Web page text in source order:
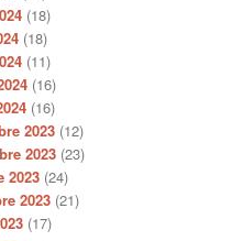
(18)
(18)
(11)
(16)
(16)
2023 (12)
2023 (23)
2023 (24)
2023 (21)
(17)